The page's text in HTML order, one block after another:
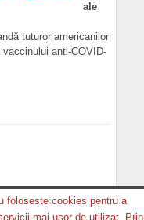
ale
tuturor americanilor
anti-COVID-
foloseste cookies pentru a
mai usor de utilizat. Prin